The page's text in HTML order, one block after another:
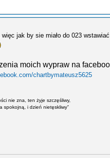
jak by sie miało do 023
moich wypraw na
chartbymateusz5625
nie zna, ten żyje szczęśliwy,
spokojną, i dzień nietęskliwy”